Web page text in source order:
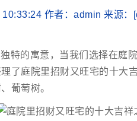
作者：admin 来源：
特的寓意，当我们选择在庭
了庭院里招财又旺宅的十大
葡萄树。